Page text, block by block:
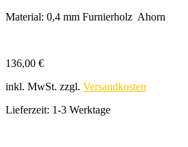
Material: 0,4 mm Furnierholz Ahorn
136,00 €
inkl. MwSt. zzgl. Versandkosten
Lieferzeit: 1-3 Werktage